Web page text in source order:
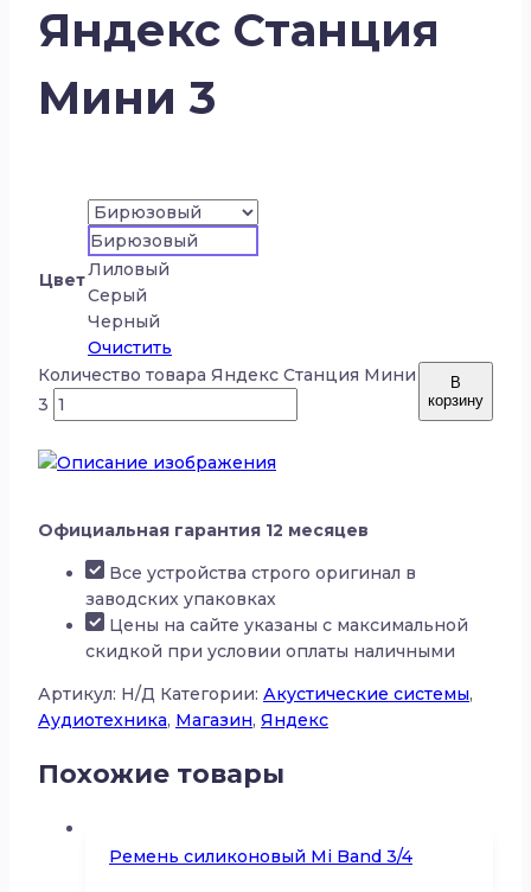
Яндекс Станция
Мини 3
Цвет
Бирюзовый
Лиловый
Серый
Черный
Очистить
Количество товара Яндекс Станция Мини
3
В
корзину
Официальная гарантия 12 месяцев
Все устройства строго оригинал в
заводских упаковках
Цены на сайте указаны с максимальной
скидкой при условии оплаты наличными
Артикул: Н/Д Категории: Акустические системы,
Аудиотехника, Магазин, Яндекс
Похожие товары
Ремень силиконовый Mi Band 3/4